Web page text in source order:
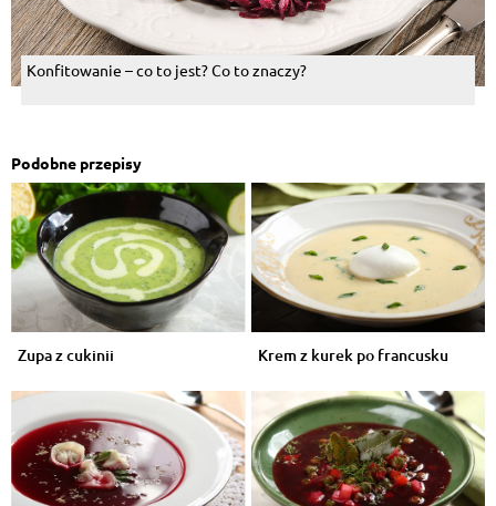
Konfitowanie – co to jest? Co to znaczy?
Podobne przepisy
Zupa z cukinii Krem z kurek po francusku